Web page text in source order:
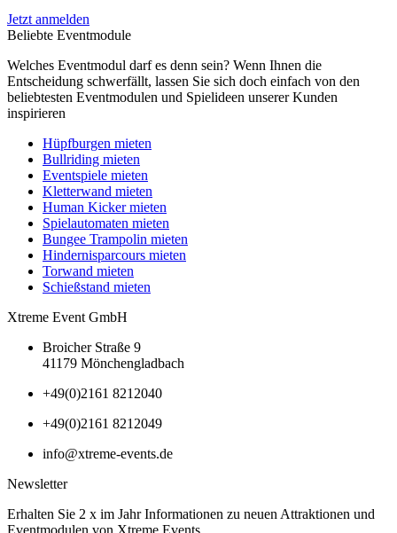
Jetzt anmelden
Beliebte Eventmodule
Welches Eventmodul darf es denn sein? Wenn Ihnen die
Entscheidung schwerfällt, lassen Sie sich doch einfach von den
beliebtesten Eventmodulen und Spielideen unserer Kunden
inspirieren
Hüpfburgen mieten
Bullriding mieten
Eventspiele mieten
Kletterwand mieten
Human Kicker mieten
Spielautomaten mieten
Bungee Trampolin mieten
Hindernisparcours mieten
Torwand mieten
Schießstand mieten
Xtreme Event GmbH
Broicher Straße 9
41179 Mönchengladbach
+49(0)2161 8212040
+49(0)2161 8212049
info@xtreme-events.de
Newsletter
Erhalten Sie 2 x im Jahr Informationen zu neuen Attraktionen und